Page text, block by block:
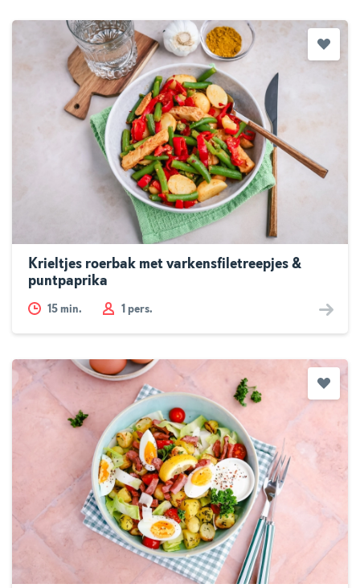
Krieltjes roerbak met varkensfiletreepjes &
puntpaprika
15 min. 1 pers.